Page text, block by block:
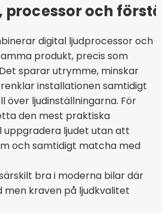
processor och
digital ljudprocessor och
produkt, precis som
sparar utrymme, minskar
installationen samtidigt
över ljudinställningarna. För
den mest praktiska
uppgradera ljudet utan att
och samtidigt matcha med
bra i moderna bilar där
men kraven på ljudkvalitet